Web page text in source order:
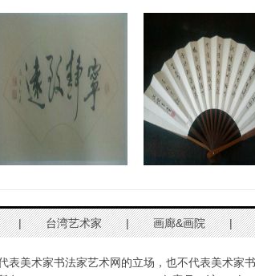
| 台湾艺术家 | 画廊&画院 |
美术家书法家艺术网的立场，也不代表美术家